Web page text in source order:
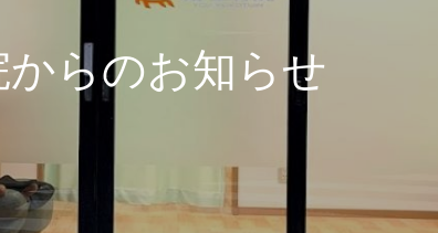
からのお知 らせ